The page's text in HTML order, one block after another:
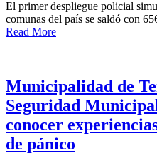
El primer despliegue policial
comunas del país se saldó con
Read More
Municipalidad de
Seguridad
conocer
de pánico